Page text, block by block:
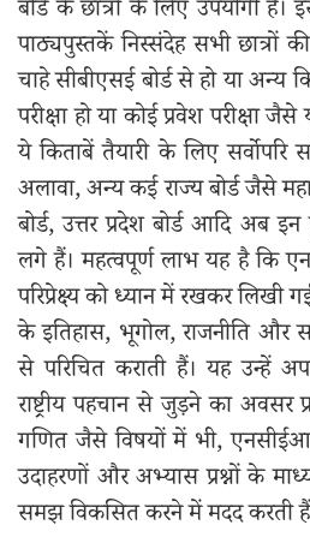
बोर्ड के छात्रों के लिए उपयोगी
पाठ्यपुस्तकें निस्संदेह सभी छात्रों
चाहे सीबीएसई बोर्ड से हो या अन्य
परीक्षा हो या कोई प्रवेश परीक्षा
ये किताबें तैयारी के लिए सर्वोपरि
अलावा, अन्य कई राज्य बोर्ड जैसे
बोर्ड, उत्तर प्रदेश बोर्ड आदि अब
लगे हैं। महत्वपूर्ण लाभ यह है कि
परिप्रेक्ष्य को ध्यान में रखकर लिखी
के इतिहास, भूगोल, राजनीति और
से परिचित कराती हैं। यह उन्हें
राष्ट्रीय पहचान से जुड़ने का अवसर
गणित जैसे विषयों में भी,
उदाहरणों और अभ्यास प्रश्नों के
समझ विकसित करने में मदद करती